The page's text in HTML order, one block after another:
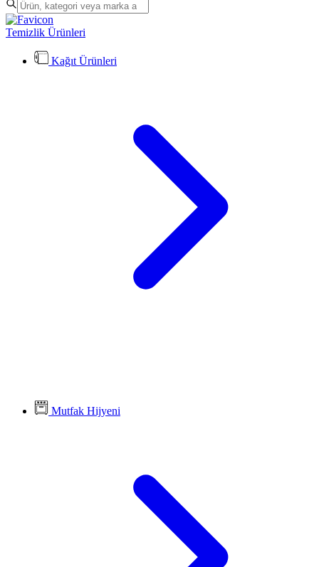
Temizlik Ürünleri
Kağıt Ürünleri
Mutfak Hijyeni